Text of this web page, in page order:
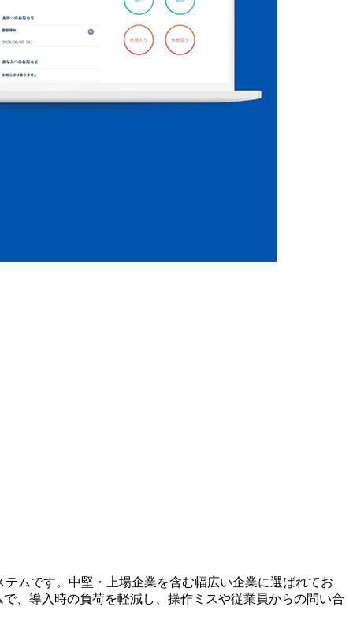
ムです。中堅・上場企業を含む幅広い企業に選ばれてお
、導入時の負荷を軽減し、操作ミスや従業員からの問い合